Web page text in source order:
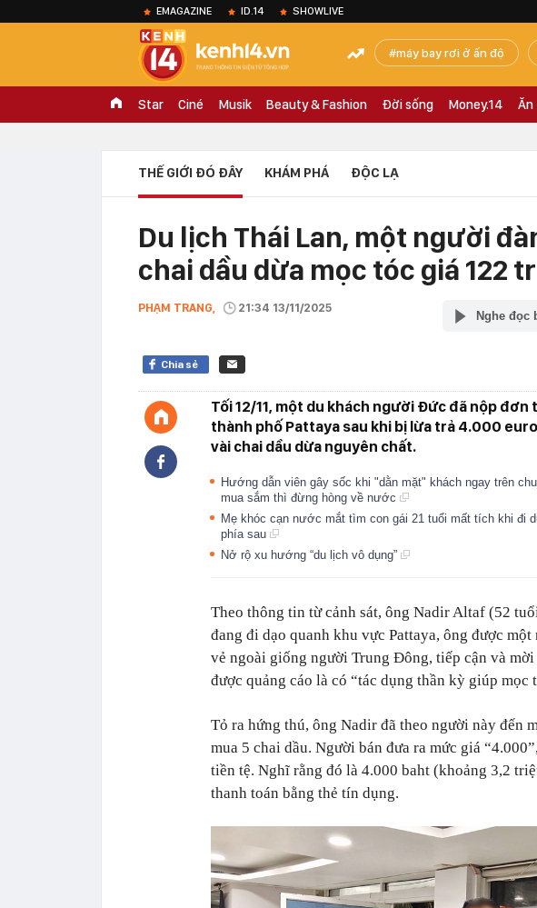
EMAGAZINE ID.14 SHOWLIVE
máy bay rơi ở ấn độ
Star Ciné Musik Beauty & Fashion Đời sống Money.14
THẾ GIỚI ĐÓ ĐÂY KHÁM PHÁ ĐỘC LẠ
Du lịch Thái Lan, một người
chai dầu dừa mọc tóc giá 122
PHẠM TRANG, 21:34 13/11/2025
Nghe đọc
Chia sẻ
Tối 12/11, một du khách người Đức đã nộp
thành phố Pattaya sau khi bị lừa trả 4.000
vài chai dầu dừa nguyên chất.
Hướng dẫn viên gây sốc khi "dằn mặt" khách ngay trên
mua sắm thì đừng hòng về nước
Mẹ khóc cạn nước mắt tìm con gái 21 tuổi mất tích khi đi
phía sau
Nở rộ xu hướng “du lịch vô dụng”
Theo thông tin từ cảnh sát, ông Nadir Altaf (52
đang đi dạo quanh khu vực Pattaya, ông được
vẻ ngoài giống người Trung Đông, tiếp cận và mời
được quảng cáo là có “tác dụng thần kỳ giúp mọc
Tỏ ra hứng thú, ông Nadir đã theo người này đến
mua 5 chai dầu. Người bán đưa ra mức giá
tiền tệ. Nghĩ rằng đó là 4.000 baht (khoảng 3,2
thanh toán bằng thẻ tín dụng.